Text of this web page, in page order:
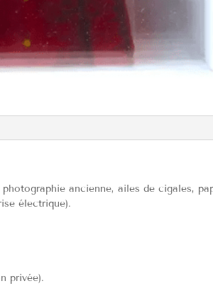
ancienne, ailes de cigales,
électrique).
privée).